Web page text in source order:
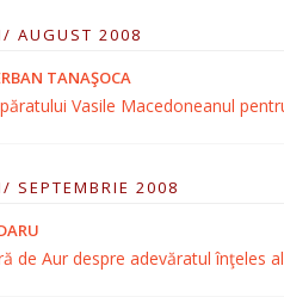
AUGUST 2008
TANAŞOCA
Vasile Macedoneanul
SEPTEMBRIE 2008
de Aur despre adevăratul înţeles